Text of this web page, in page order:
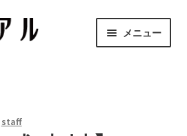
メニュー
staff